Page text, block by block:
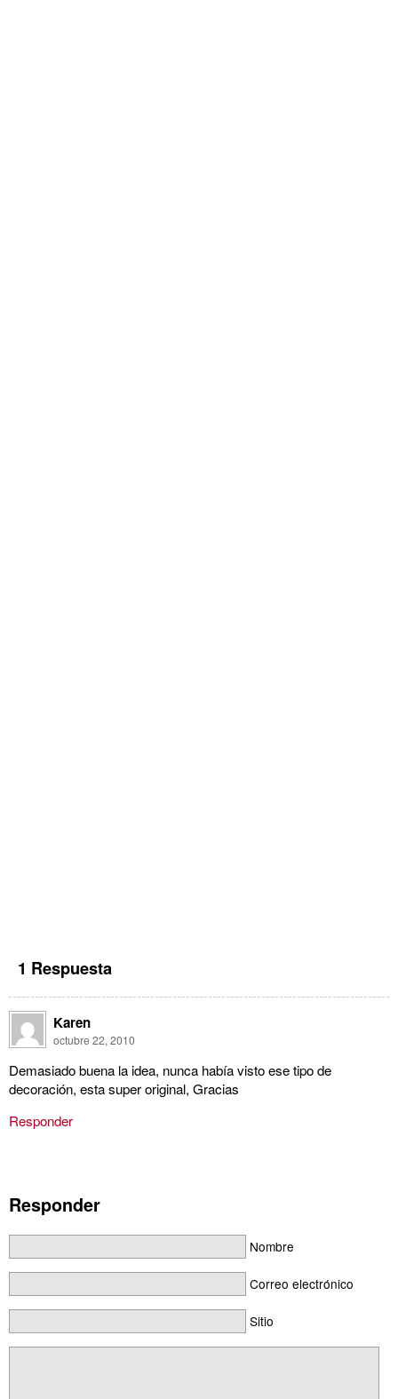
1 Respuesta
Karen
octubre 22, 2010
Demasiado buena la idea, nunca había visto ese tipo de
decoración, esta super original, Gracias
Responder
Responder
Nombre
Correo electrónico
Sitio